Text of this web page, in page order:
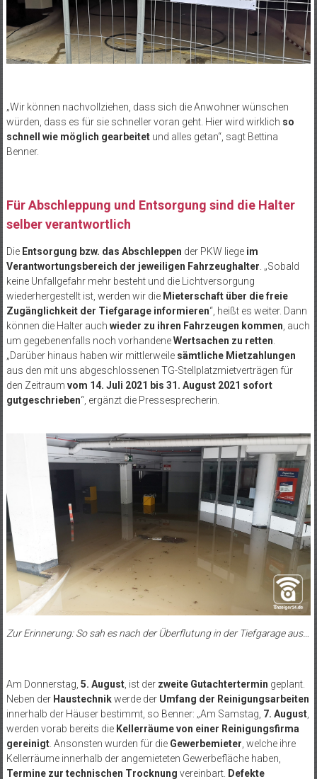
„Wir können nachvollziehen, dass sich die Anwohner wünschen
würden, dass es für sie schneller voran geht. Hier wird wirklich so
schnell wie möglich gearbeitetund alles getan“, sagt Bettina
Benner.
Für Abschleppung und Entsorgung sind die Halter
selber verantwortlich
Die Entsorgung bzw. das Abschleppen der PKW liege im
Verantwortungsbereich der jeweiligen Fahrzeughalter . „Sobald
keine Unfallgefahr mehr besteht und die Lichtversorgung
wiederhergestellt ist, werden wir die Mieterschaft über die freie
Zugänglichkeit der Tiefgarage informieren“, heißt es weiter. Dann
können die Halter auch wieder zu ihren Fahrzeugen kommen , auch
um gegebenenfalls noch vorhandeneWertsachen zu retten
„Darüber hinaus haben wir mittlerweile sämtliche Mietzahlungen
aus den mit uns abgeschlossenen TG-Stellplatzmietverträgen für
den Zeitraum vom 14. Juli 2021 bis 31. August 2021 sofort
gutgeschrieben“, ergänzt die Pressesprecherin.
Zur Erinnerung: So sah es nach der Überflutung in der Tiefgarage aus…
Am Donnerstag, 5. August, ist der zweite Gutachtertermin geplant.
Neben der Haustechnikwerde der Umfang der Reinigungsarbeiten
innerhalb der Häuser bestimmt, so Benner: „Am Samstag, 7. August,
werden vorab bereits die Kellerräume von einer Reinigungsfirma
gereinigt. Ansonsten wurden für die Gewerbemieter , welche ihre
Kellerräume innerhalb der angemieteten Gewerbefläche haben,
Termine zur technischen Trocknung vereinbart. Defekte